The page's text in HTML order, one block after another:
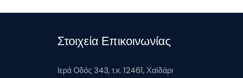
Στοιχεία Επικοινωνίας
Ιερά Οδός 343, τ.κ. 12461, Χαϊδάρι